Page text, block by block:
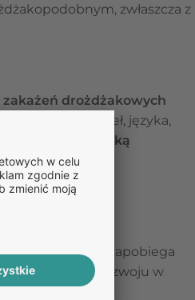
zwłaszcza z
drożdżakowych
dziąseł, języka,
z niską
Dzięki temu zapobiega
nadmiernego rozwoju w